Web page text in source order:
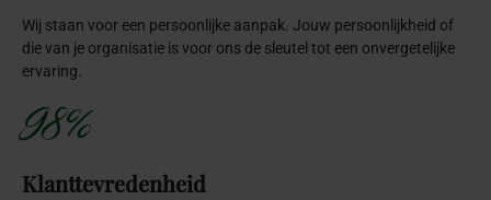
Wij staan voor een persoonlijke aanpak. Jouw persoonlijkheid of
die van je organisatie is voor ons de sleutel tot een onvergetelijke
ervaring.
98%
Klanttevredenheid